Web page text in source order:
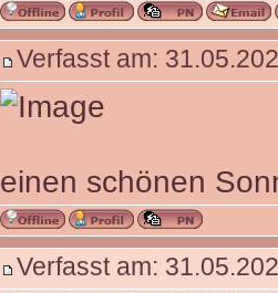
Verfasst am:
einen schönen
Verfasst am: